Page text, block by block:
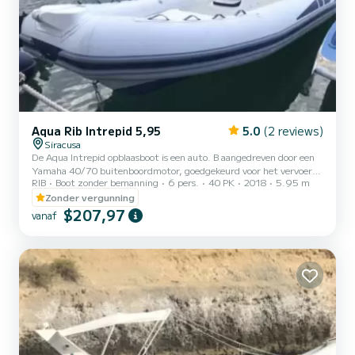
Aqua Rib Intrepid 5,95 5.0 (2 reviews)
Siracusa
De Aqua Intrepid opblaasboot is een auto. B aangedreven door een
Yamaha 40/70 buitenboordmotor, goedgekeurd voor het vervoer
van 12 personen; om redenen van veiligheid en optimale
leefbaarheid aan boord is gebruik toegestaan voor maximaal 6
personen. Ladder, luifel, anker, radio, douche, comfortabele
ligweide aan boeg en achtersteven.
RIB Boot zonder bemanning 6 pers. 40 PK 2018
5.95 m
Zonder vergunning
vanaf $207,97